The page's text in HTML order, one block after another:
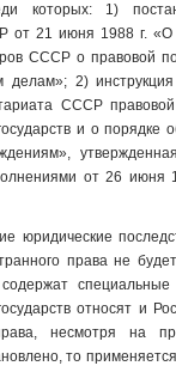
которых: 1)
от 21 июня 1988 г.
СССР о правовой
делам»; 2)
СССР
и о порядке
от 26 июня
юридические
права не
содержат
относят и
несмотря на
то